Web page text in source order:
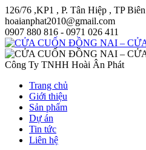
126/76 ,KP1 , P. Tân Hiệp , TP
hoaianphat2010@gmail.com
0907 880 816 - 0971 026 411
Công Ty TNHH Hoài Ân Phát
Trang chủ
Giới thiệu
Sản phẩm
Dự án
Tin tức
Liên hệ